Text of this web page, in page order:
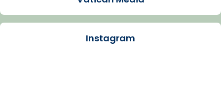
Arquebisbat de Barcelona
Instagram